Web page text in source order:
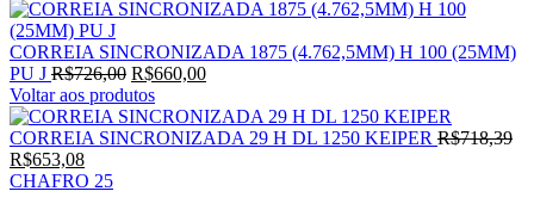
CORREIA SINCRONIZADA 1875 (4.762,5MM) H 100 (25MM)
PU J R$726,00 R$660,00
Voltar aos produtos
CORREIA SINCRONIZADA 29 H DL 1250 KEIPER R$718,39
R$653,08
CHAFRO 25